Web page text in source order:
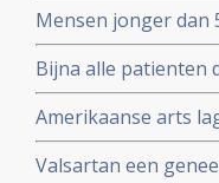
Mensen jonger dan
met het
Bijna alle patienten
Yorkse
waren de
Amerikaanse arts
infusen met hoge
Valsartan een